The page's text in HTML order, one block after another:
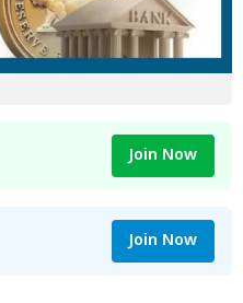
Join Now
Join Now